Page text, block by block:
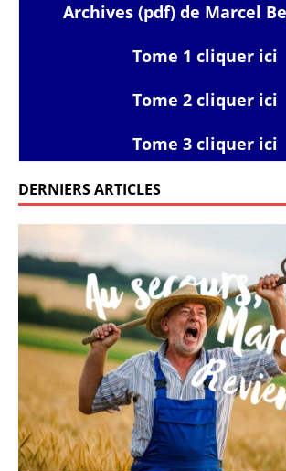
Archives (pdf) de Marcel
Tome 1 cliquer ici
Tome 2 cliquer ici
Tome 3 cliquer ici
DERNIERS ARTICLES